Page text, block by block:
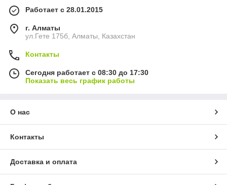
Работает с 28.01.2015
г. Алматы
ул.Гете 175б, Алматы, Казахстан
Контакты
Сегодня работает с 08:30 до 17:30
Показать весь график работы
О нас
Контакты
Доставка и оплата